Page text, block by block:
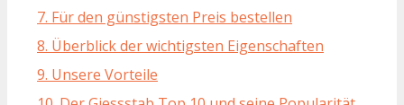
7. Für den günstigsten Preis bestellen
8. Überblick der wichtigsten Eigenschaften
9. Unsere Vorteile